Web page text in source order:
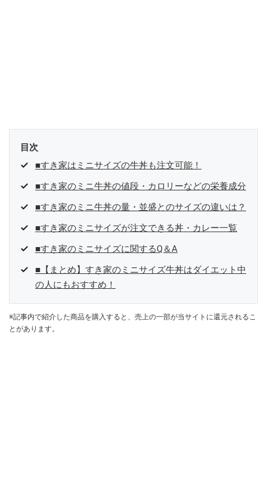
目次
■すき家はミニサイズの牛丼も注文可能！
■すき家のミニ牛丼の値段・カロリーなどの栄養成分
■すき家のミニ牛丼の量・並盛とのサイズの違いは？
■すき家のミニサイズが注文できる丼・カレー一覧
■すき家のミニサイズに関するQ＆A
■【まとめ】すき家のミニサイズ牛丼はダイエット中
の人にもおすすめ！
※記事内で紹介した商品を購入すると、売上の一部が当サイトに還元されるこ
とがあります。